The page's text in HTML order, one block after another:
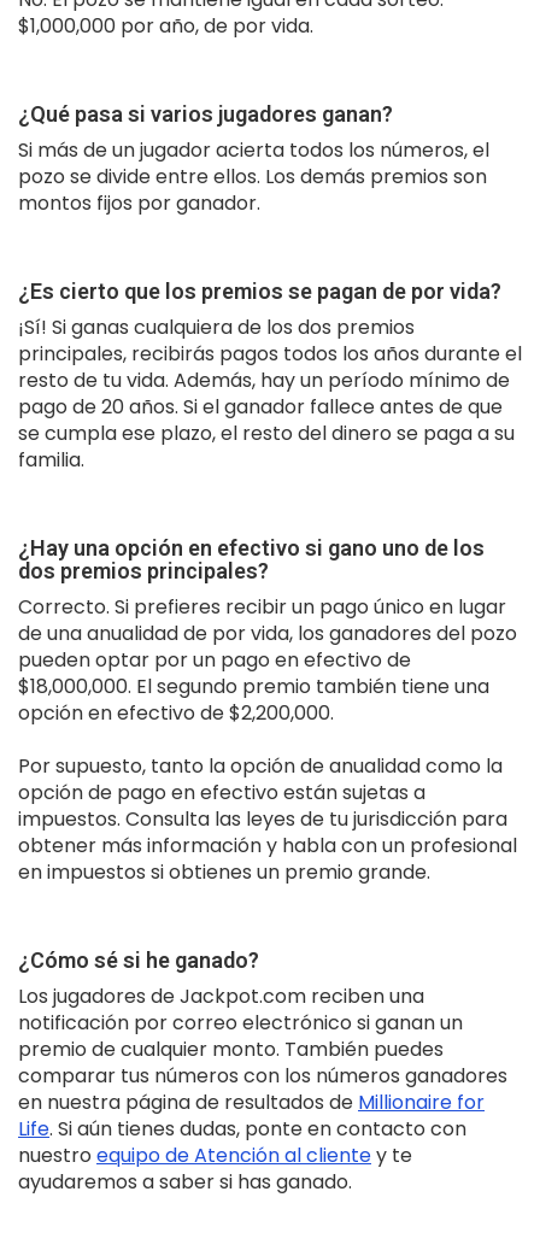
$1,000,000 por año, de por vida.
¿Qué pasa si varios jugadores ganan?
Si más de un jugador acierta todos los números, el
pozo se divide entre ellos. Los demás premios son
montos fijos por ganador.
¿Es cierto que los premios se pagan de por vida?
¡Sí! Si ganas cualquiera de los dos premios
principales, recibirás pagos todos los años durante el
resto de tu vida. Además, hay un período mínimo de
pago de 20 años. Si el ganador fallece antes de que
se cumpla ese plazo, el resto del dinero se paga a su
familia.
¿Hay una opción en efectivo si gano uno de los
dos premios principales?
Correcto. Si prefieres recibir un pago único en lugar
de una anualidad de por vida, los ganadores del pozo
pueden optar por un pago en efectivo de
$18,000,000. El segundo premio también tiene una
opción en efectivo de $2,200,000.
Por supuesto, tanto la opción de anualidad como la
opción de pago en efectivo están sujetas a
impuestos. Consulta las leyes de tu jurisdicción para
obtener más información y habla con un profesional
en impuestos si obtienes un premio grande.
¿Cómo sé si he ganado?
Los jugadores de Jackpot.com reciben una
notificación por correo electrónico si ganan un
premio de cualquier monto. También puedes
comparar tus números con los números ganadores
en nuestra página de resultados de Millionaire for
Life. Si aún tienes dudas, ponte en contacto con
nuestro equipo de Atención al clientey te
ayudaremos a saber si has ganado.